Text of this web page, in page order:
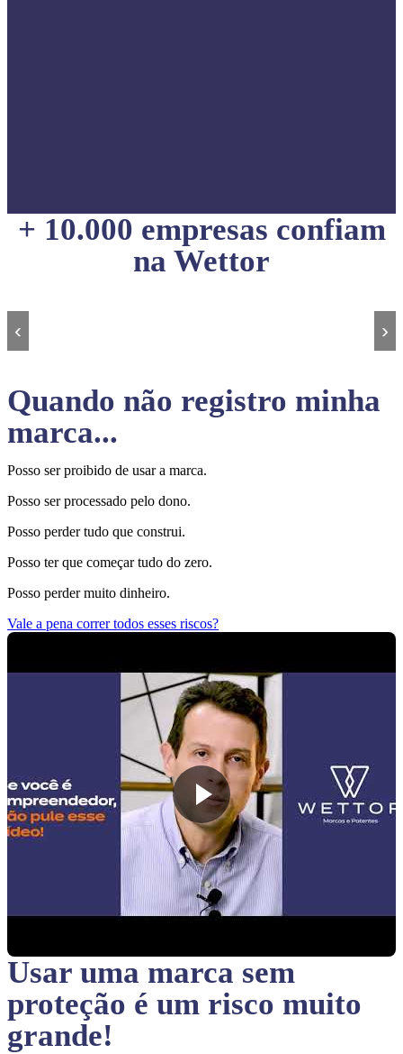
+ 10.000 empresas confiam
na Wettor
‹ ›
Quando não registro minha
marca...
Posso ser proibido de usar a marca.
Posso ser processado pelo dono.
Posso perder tudo que construi.
Posso ter que começar tudo do zero.
Posso perder muito dinheiro.
Vale a pena correr todos esses riscos?
Usar uma marca sem
proteção é um risco muito
grande!